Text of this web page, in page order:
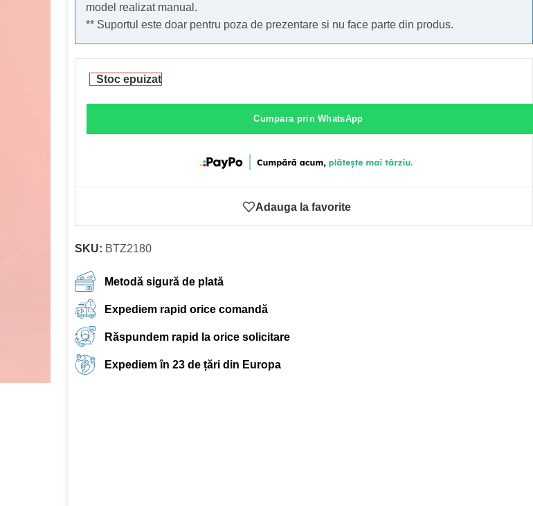
model realizat manual.
** Suportul este doar pentru poza de prezentare si nu face parte din produs.
Stoc epuizat
Cumpara prin WhatsApp
Adauga la favorite
SKU: BTZ2180
Metodă sigură de plată
Expediem rapid orice comandă
Răspundem rapid la orice solicitare
Expediem în 23 de țări din Europa